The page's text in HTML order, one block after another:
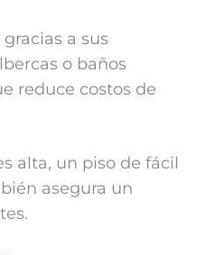
a sus
o baños
reduce costos de
alta, un piso de fácil
asegura un